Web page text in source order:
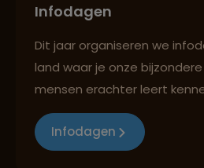
Infodagen
Dit jaar organiseren we
land waar je onze
mensen erachter leert
Infodagen